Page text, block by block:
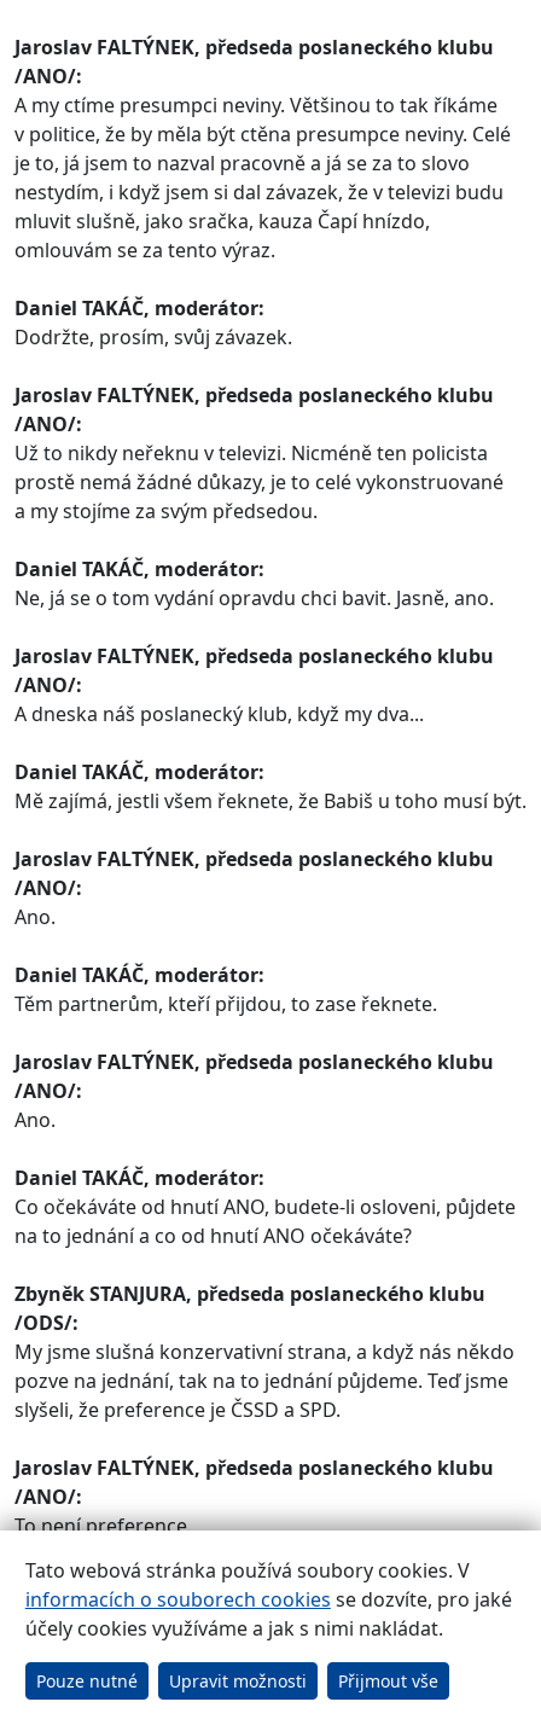
Jaroslav FALTÝNEK, předseda poslaneckého klubu
/ANO/:
A my ctíme presumpci neviny. Většinou to tak říkáme
v politice, že by měla být ctěna presumpce neviny. Celé
je to, já jsem to nazval pracovně a já se za to slovo
nestydím, i když jsem si dal závazek, že v televizi budu
mluvit slušně, jako sračka, kauza Čapí hnízdo,
omlouvám se za tento výraz.
Daniel TAKÁČ, moderátor:
Dodržte, prosím, svůj závazek.
Jaroslav FALTÝNEK, předseda poslaneckého klubu
/ANO/:
Už to nikdy neřeknu v televizi. Nicméně ten policista
prostě nemá žádné důkazy, je to celé vykonstruované
a my stojíme za svým předsedou.
Daniel TAKÁČ, moderátor:
Ne, já se o tom vydání opravdu chci bavit. Jasně, ano.
Jaroslav FALTÝNEK, předseda poslaneckého klubu
/ANO/:
A dneska náš poslanecký klub, když my dva...
Daniel TAKÁČ, moderátor:
Mě zajímá, jestli všem řeknete, že Babiš u toho musí být.
Jaroslav FALTÝNEK, předseda poslaneckého klubu
/ANO/:
Ano.
Daniel TAKÁČ, moderátor:
Těm partnerům, kteří přijdou, to zase řeknete.
Jaroslav FALTÝNEK, předseda poslaneckého klubu
/ANO/:
Ano.
Daniel TAKÁČ, moderátor:
Co očekáváte od hnutí ANO, budete-li osloveni, půjdete
na to jednání a co od hnutí ANO očekáváte?
Zbyněk STANJURA, předseda poslaneckého klubu
/ODS/:
My jsme slušná konzervativní strana, a když nás někdo
pozve na jednání, tak na to jednání půjdeme. Teď jsme
slyšeli, že preference je ČSSD a SPD.
Jaroslav FALTÝNEK, předseda poslaneckého klubu
/ANO/:
To není preference.
Zbyněk STANJURA, předseda poslaneckého klubu
/ODS/:
Pardon, tak nějaký pořad jednání, nic proti tomu. Zatím
se to nestalo, ale říkám, bylo to tak vždycky, pokud jsme
jednání dostali, tak jsme na ta jednání přišli. Já myslím,
Tato webová stránka používá soubory cookies. V
informacích o souborech cookies se dozvíte, pro jaké
účely cookies využíváme a jak s nimi nakládat.
Pouze nutné Upravit možnosti Přijmout vše